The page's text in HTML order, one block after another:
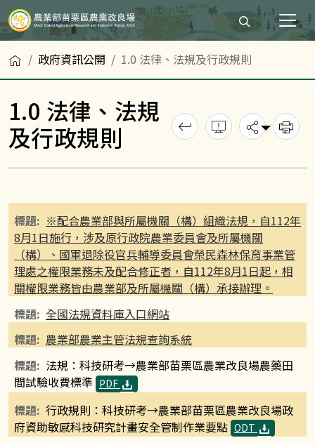
打開搜尋輸入
首頁政府資訊公開 1.0 法律、法規及行政規則
1.0 法律、法規
及行政規則
回上一頁錯誤回報
分享
※配合農業部與所屬機關（構）組織法規，自112年
8月1日施行，涉及原行政院農業委員會及所屬機關
（構）、國軍退除役官兵輔導委員會榮民森林保育事業管
理處之權限業務未及配合修正者，自112年8月1日起，相
關權限業務皆由農業部及所屬機關（構）承接辦理。
全國法規資料庫入口網站
農業部農業主管法規查詢系統
法規：科技研考→農業部苗栗區農業改良場農藥田
間試驗收費標準 PDF
行政規則：科技研考→農業部苗栗區農業改良場政
府資助敏感科技研究計畫安全管制作業要點 ODT